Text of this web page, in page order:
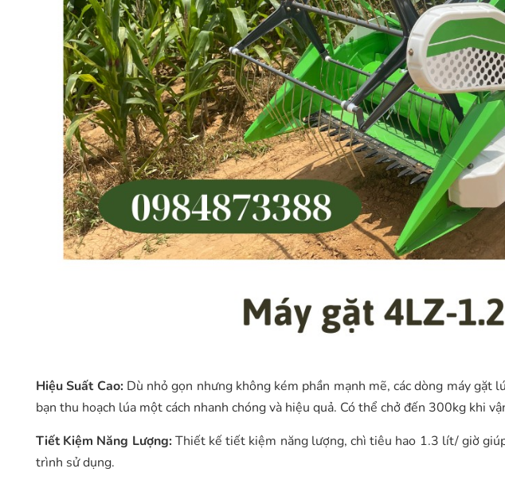
Hiệu Suất Cao:Dù nhỏ gọn nhưng không kém phần mạnh mẽ, các dòng máy gặt
bạn thu hoạch lúa một cách nhanh chóng và hiệu quả. Có thể chở đến 300kg khi
Tiết Kiệm Năng Lượng:Thiết kế tiết kiệm năng lượng, chì tiêu hao 1.3 lít/ giờ
trình sử dụng.